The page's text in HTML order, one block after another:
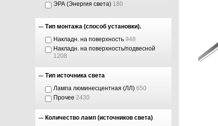
ЭРА (Энергия света) 180
Тип монтажа (способ установки).
Накладн. на поверхность 948
Накладн. на поверхность/подвесной
1208
Тип источника света
Лампа люминесцентная (ЛЛ) 650
Прочее 2430
Количество ламп (источников света)